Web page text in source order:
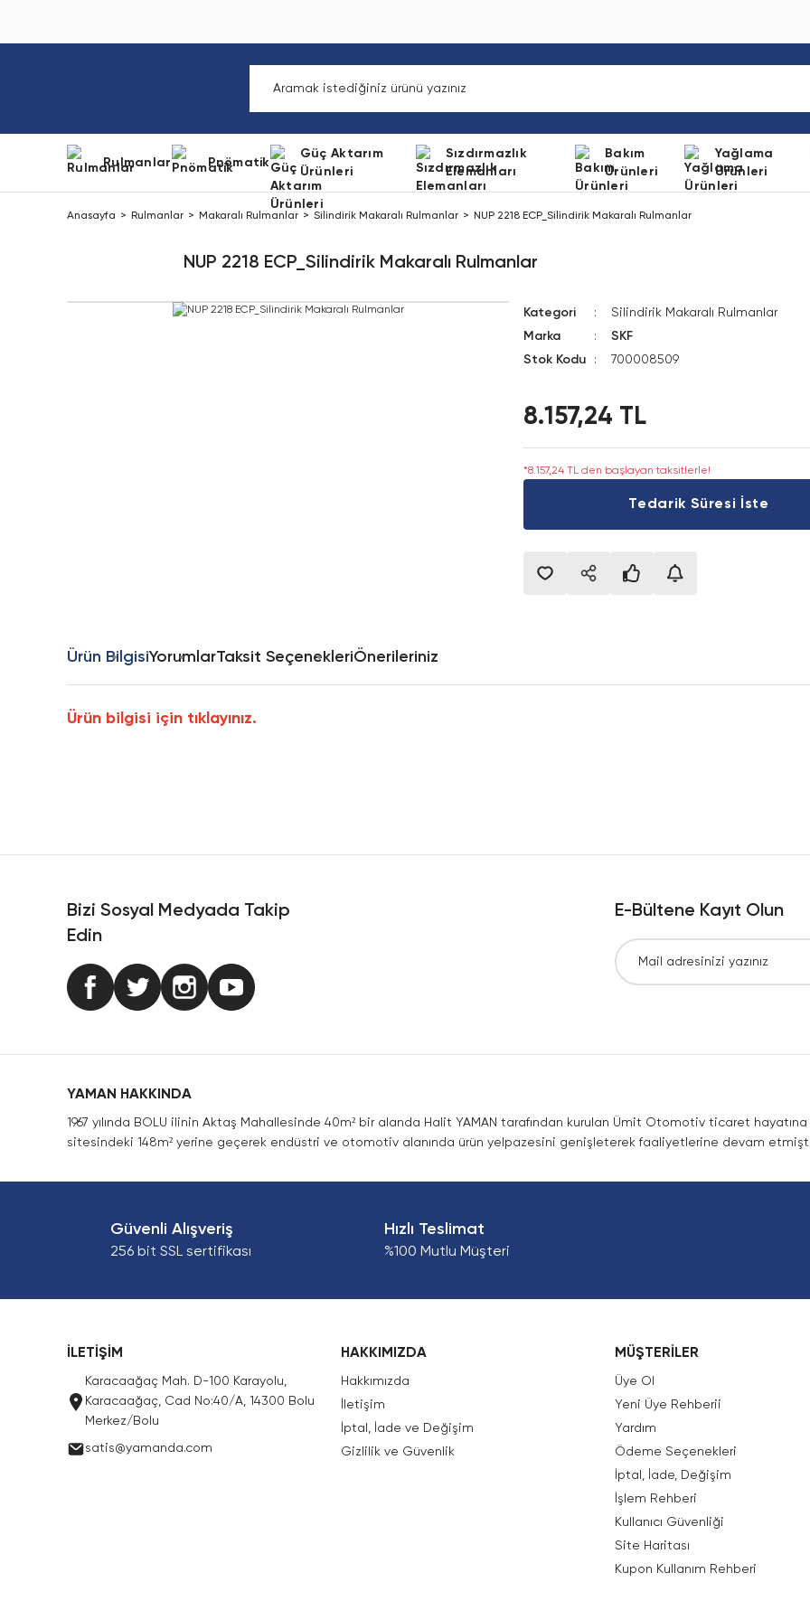
Rulmanlar Pnömatik
Güç Aktarım
Ürünleri
Sızdırmazlık
Elemanları
Bakım
Ürünleri
Yağlama
Ürünleri
Anasayfa Rulmanlar Makaralı Rulmanlar Silindirik Makaralı Rulmanlar NUP 2218 ECP_Silindirik Makaralı Rulmanlar
NUP 2218 ECP_Silindirik Makaralı Rulmanlar
Kategori
Silindirik Makaralı Rulmanlar
Marka
SKF
Stok Kodu
700008509
8.157,24 TL
*8.157,24 TL den başlayan taksitlerle!
Tedarik Süresi İste
Ürün BilgisiYorumlarTaksit SeçenekleriÖnerileriniz
Ürün bilgisi için tıklayınız.
Bizi Sosyal Medyada Takip
Edin
E-Bültene Kayıt Olun
YAMAN HAKKINDA
1967 yılında BOLU ilinin Aktaş Mahallesinde 40m² bir alanda Halit YAMAN tarafından kurulan Ümit Otomotiv ticaret
sitesindeki 148m² yerine geçerek endüstri ve otomotiv alanında ürün yelpazesini genişleterek faaliyetlerine devam
Güvenli Alışveriş
256 bit SSL sertifikası
Hızlı Teslimat
%100 Mutlu Müşteri
İLETİŞİM
Karacaağaç Mah. D-100 Karayolu,
Karacaağaç, Cad No:40/A, 14300 Bolu
Merkez/Bolu
satis@yamanda.com
HAKKIMIZDA
Hakkımızda
İletişim
İptal, İade ve Değişim
Gizlilik ve Güvenlik
MÜŞTERİLER
Üye Ol
Yeni Üye Rehberii
Yardım
Ödeme Seçenekleri
İptal, İade, Değişim
İşlem Rehberi
Kullanıcı Güvenliği
Site Haritası
Kupon Kullanım Rehberi